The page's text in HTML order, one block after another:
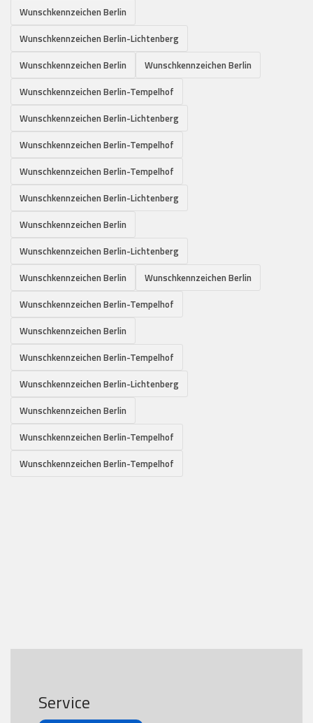
Wunschkennzeichen Berlin
Wunschkennzeichen Berlin-Lichtenberg
Wunschkennzeichen Berlin
Wunschkennzeichen Berlin
Wunschkennzeichen Berlin-Tempelhof
Wunschkennzeichen Berlin-Lichtenberg
Wunschkennzeichen Berlin-Tempelhof
Wunschkennzeichen Berlin-Tempelhof
Wunschkennzeichen Berlin-Lichtenberg
Wunschkennzeichen Berlin
Wunschkennzeichen Berlin-Lichtenberg
Wunschkennzeichen Berlin
Wunschkennzeichen Berlin
Wunschkennzeichen Berlin-Tempelhof
Wunschkennzeichen Berlin
Wunschkennzeichen Berlin-Tempelhof
Wunschkennzeichen Berlin-Lichtenberg
Wunschkennzeichen Berlin
Wunschkennzeichen Berlin-Tempelhof
Wunschkennzeichen Berlin-Tempelhof
Service